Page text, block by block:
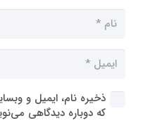
ذخیره نام، ایمیل و
که دوباره دیدگاهی